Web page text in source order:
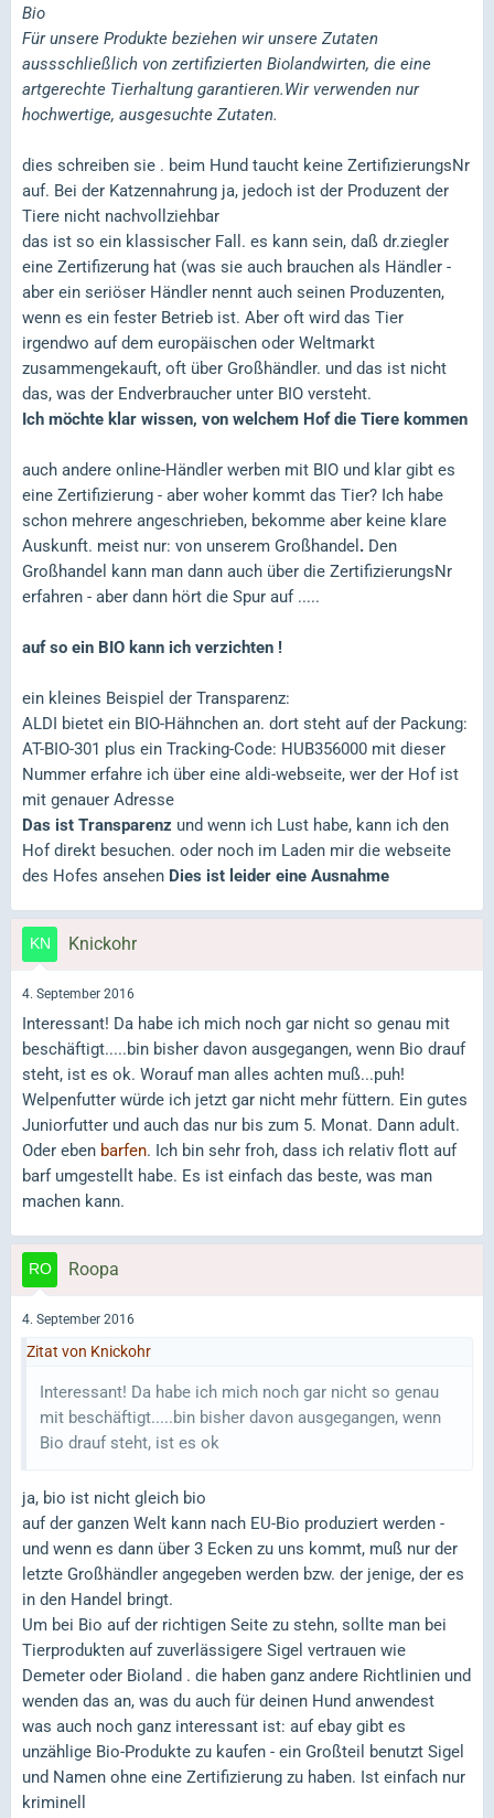
Bio
Für unsere Produkte beziehen wir unsere Zutaten
aussschließlich von zertifizierten Biolandwirten, die eine
artgerechte Tierhaltung garantieren.Wir verwenden nur
hochwertige, ausgesuchte Zutaten.
dies schreiben sie . beim Hund taucht keine ZertifizierungsNr
auf. Bei der Katzennahrung ja, jedoch ist der Produzent der
Tiere nicht nachvollziehbar
das ist so ein klassischer Fall. es kann sein, daß dr.ziegler
eine Zertifizerung hat (was sie auch brauchen als Händler -
aber ein seriöser Händler nennt auch seinen Produzenten,
wenn es ein fester Betrieb ist. Aber oft wird das Tier
irgendwo auf dem europäischen oder Weltmarkt
zusammengekauft, oft über Großhändler. und das ist nicht
das, was der Endverbraucher unter BIO versteht.
Ich möchte klar wissen, von welchem Hof die Tiere kommen
auch andere online-Händler werben mit BIO und klar gibt es
eine Zertifizierung - aber woher kommt das Tier? Ich habe
schon mehrere angeschrieben, bekomme aber keine klare
Auskunft. meist nur: von unserem Großhandel . Den
Großhandel kann man dann auch über die ZertifizierungsNr
erfahren - aber dann hört die Spur auf .....
auf so ein BIO kann ich verzichten !
ein kleines Beispiel der Transparenz:
ALDI bietet ein BIO-Hähnchen an. dort steht auf der Packung:
AT-BIO-301 plus ein Tracking-Code: HUB356000 mit dieser
Nummer erfahre ich über eine aldi-webseite, wer der Hof ist
mit genauer Adresse
Das ist Transparenz und wenn ich Lust habe, kann ich den
Hof direkt besuchen. oder noch im Laden mir die webseite
des Hofes ansehen Dies ist leider eine Ausnahme
Knickohr
4. September 2016
Interessant! Da habe ich mich noch gar nicht so genau mit
beschäftigt.....bin bisher davon ausgegangen, wenn Bio drauf
steht, ist es ok. Worauf man alles achten muß...puh!
Welpenfutter würde ich jetzt gar nicht mehr füttern. Ein gutes
Juniorfutter und auch das nur bis zum 5. Monat. Dann adult.
Oder eben barfen. Ich bin sehr froh, dass ich relativ flott auf
barf umgestellt habe. Es ist einfach das beste, was man
machen kann.
Roopa
4. September 2016
Zitat von Knickohr
Interessant! Da habe ich mich noch gar nicht so genau
mit beschäftigt.....bin bisher davon ausgegangen, wenn
Bio drauf steht, ist es ok
ja, bio ist nicht gleich bio
auf der ganzen Welt kann nach EU-Bio produziert werden -
und wenn es dann über 3 Ecken zu uns kommt, muß nur der
letzte Großhändler angegeben werden bzw. der jenige, der es
in den Handel bringt.
Um bei Bio auf der richtigen Seite zu stehn, sollte man bei
Tierprodukten auf zuverlässigere Sigel vertrauen wie
Demeter oder Bioland . die haben ganz andere Richtlinien und
wenden das an, was du auch für deinen Hund anwendest
was auch noch ganz interessant ist: auf ebay gibt es
unzählige Bio-Produkte zu kaufen - ein Großteil benutzt Sigel
und Namen ohne eine Zertifizierung zu haben. Ist einfach nur
kriminell